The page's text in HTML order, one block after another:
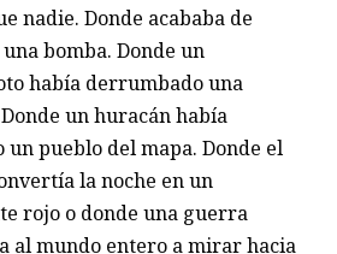
nadie. Donde acababa de
bomba. Donde un
había derrumbado una
un huracán había
un pueblo del mapa. Donde el
la noche en un
rojo o donde una guerra
al mundo entero a mirar hacia